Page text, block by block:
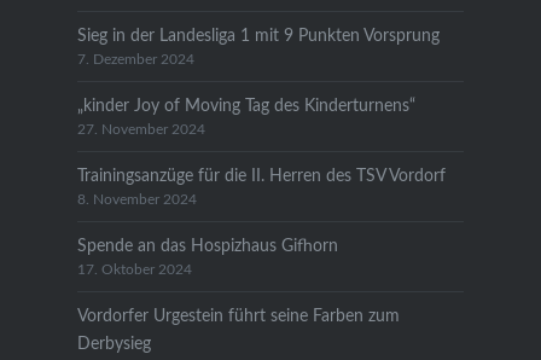
Sieg in der Landesliga 1 mit 9 Punkten Vorsprung
7. Dezember 2024
„kinder Joy of Moving Tag des Kinderturnens“
27. November 2024
Trainingsanzüge für die II. Herren des TSV Vordorf
8. November 2024
Spende an das Hospizhaus Gifhorn
17. Oktober 2024
Vordorfer Urgestein führt seine Farben zum
Derbysieg